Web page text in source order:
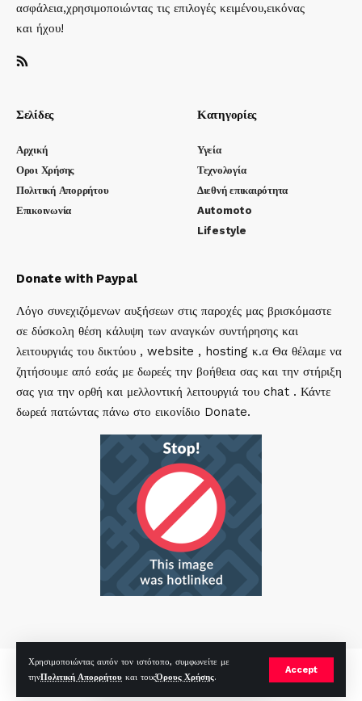
Χρησιμοποιώντας αυτόν τον ιστότοπο, συμφωνείτε με
τηνΠολιτική Απορρήτου και τουςΌρους Χρήσης.
Accept
ασφάλεια,χρησιμοποιώντας τις επιλογές κειμένου,εικόνας
και ήχου!
Σελίδες
Αρχική
Οροι Χρήσης
Πολιτική Απορρήτου
Επικοινωνία
Κατηγορίες
Υγεία
Τεχνολογία
Διεθνή επικαιρότητα
Automoto
Lifestyle
Donate with Paypal
Λόγο συνεχιζόμενων αυξήσεων στις παροχές μας βρισκόμαστε
σε δύσκολη θέση κάλυψη των αναγκών συντήρησης και
λειτουργιάς του δικτύου , website , hosting κ.α Θα θέλαμε να
ζητήσουμε από εσάς με δωρεές την βοήθεια σας και την στήριξη
σας για την ορθή και μελλοντική λειτουργιά του chat . Κάντε
δωρεά πατώντας πάνω στο εικονίδιο Donate.
mirc.gr 2023 Copyright %year%, All Rights Reserved |bySp
Hosted byRealHosting